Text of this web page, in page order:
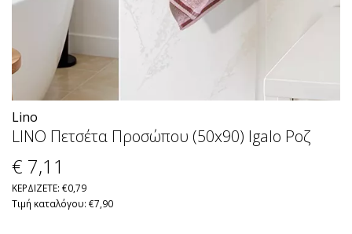
Lino
LINO Πετσέτα Προσώπου (50x90) Igalo Ροζ
€ 7,11
ΚΕΡΔΙΖΕΤΕ: €0,79
Τιμή καταλόγου: €7,90